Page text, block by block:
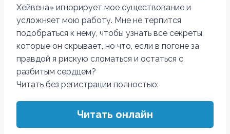
Хейвена» игнорирует мое существование и
усложняет мою работу. Мне не терпится
подобраться к нему, чтобы узнать все секреты,
которые он скрывает, но что, если в погоне за
правдой я рискую сломаться и остаться с
разбитым сердцем?
Читать без регистрации полностью:
Читать онлайн